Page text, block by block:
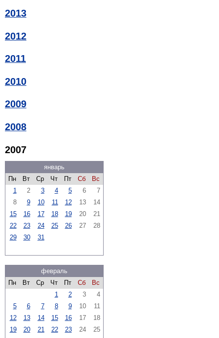
2013
2012
2011
2010
2009
2008
2007
январь
Пн
Вт Ср Чт Пт Сб
Вс
1
2 3 4 5 6
7
8
9 10 11 12 13
14
15
16 17 18 19 20
21
22
23 24 25 26 27
28
29
30 31
февраль
Пн
Вт Ср Чт Пт Сб
Вс
1
2 3
4
5
6 7 8 9 10
11
12
13 14 15 16 17
18
19
20 21 22 23 24
25